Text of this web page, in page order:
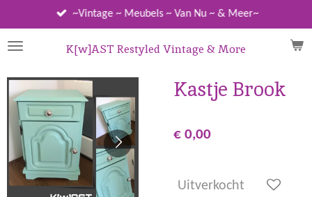
direct
naar
hoofdinhoud
K[w]AST Restyled Vintage & More
~Vintage ~ Meubels ~ Van Nu ~ & Meer~
Kastje Brook
€ 0,00
Uitverkocht